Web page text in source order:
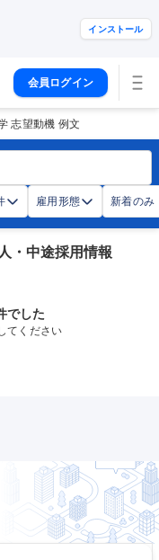
インストール
会員ログイン
志望動機 例文
雇用形態 新着のみ
・中途採用情報
でした
てください